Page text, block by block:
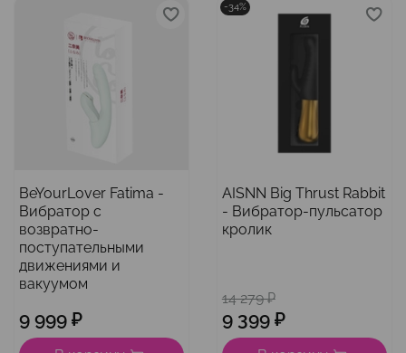
BeYourLover Fatima -
Вибратор с
возвратно-
поступательными
движениями и
вакуумом
9 999 ₽
-34%
AISNN Big Thrust Rabbit
- Вибратор-пульсатор
кролик
14 279 ₽
9 399 ₽